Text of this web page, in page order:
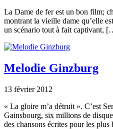
La Dame de fer est un bon film;
montrant la vieille dame qu’elle
un scénario tout à fait captivant,
Melodie Ginzburg
13 février 2012
« La gloire m’a détruit ». C’est
Gainsbourg, six millions de
des chansons écrites pour les